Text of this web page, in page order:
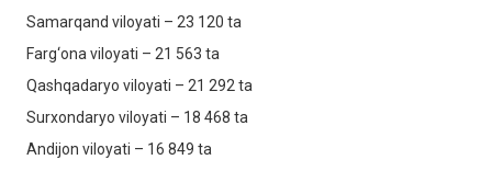
Samarqand viloyati – 23 120 ta
Farg‘ona viloyati – 21 563 ta
Qashqadaryo viloyati – 21 292 ta
Surxondaryo viloyati – 18 468 ta
Andijon viloyati – 16 849 ta